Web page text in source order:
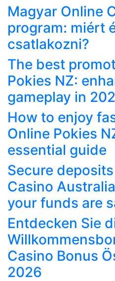
Magyar Online
program: miért
csatlakozni?
The best
Pokies NZ:
gameplay in
How to enjoy
Online Pokies
essential guide
Secure
Casino
your funds are
Entdecken Sie
Casino Bonus
2026